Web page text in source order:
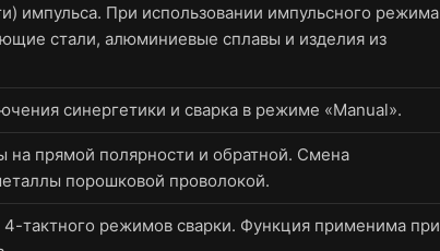
импульса. При использовании импульсного режима
стали, алюминиевые сплавы и изделия из
синергетики и сварка в режиме «Manual».
на прямой полярности и обратной. Смена
порошковой проволокой.
тактного режимов сварки. Функция применима при